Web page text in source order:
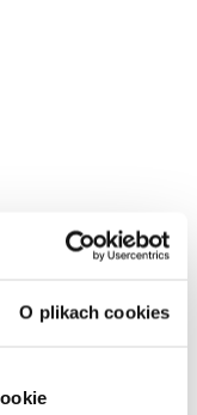
O plikach cookies